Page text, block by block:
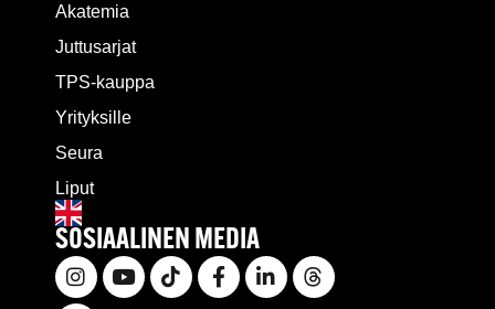
Akatemia
Juttusarjat
TPS-kauppa
Yrityksille
Seura
Liput
SOSIAALINEN MEDIA